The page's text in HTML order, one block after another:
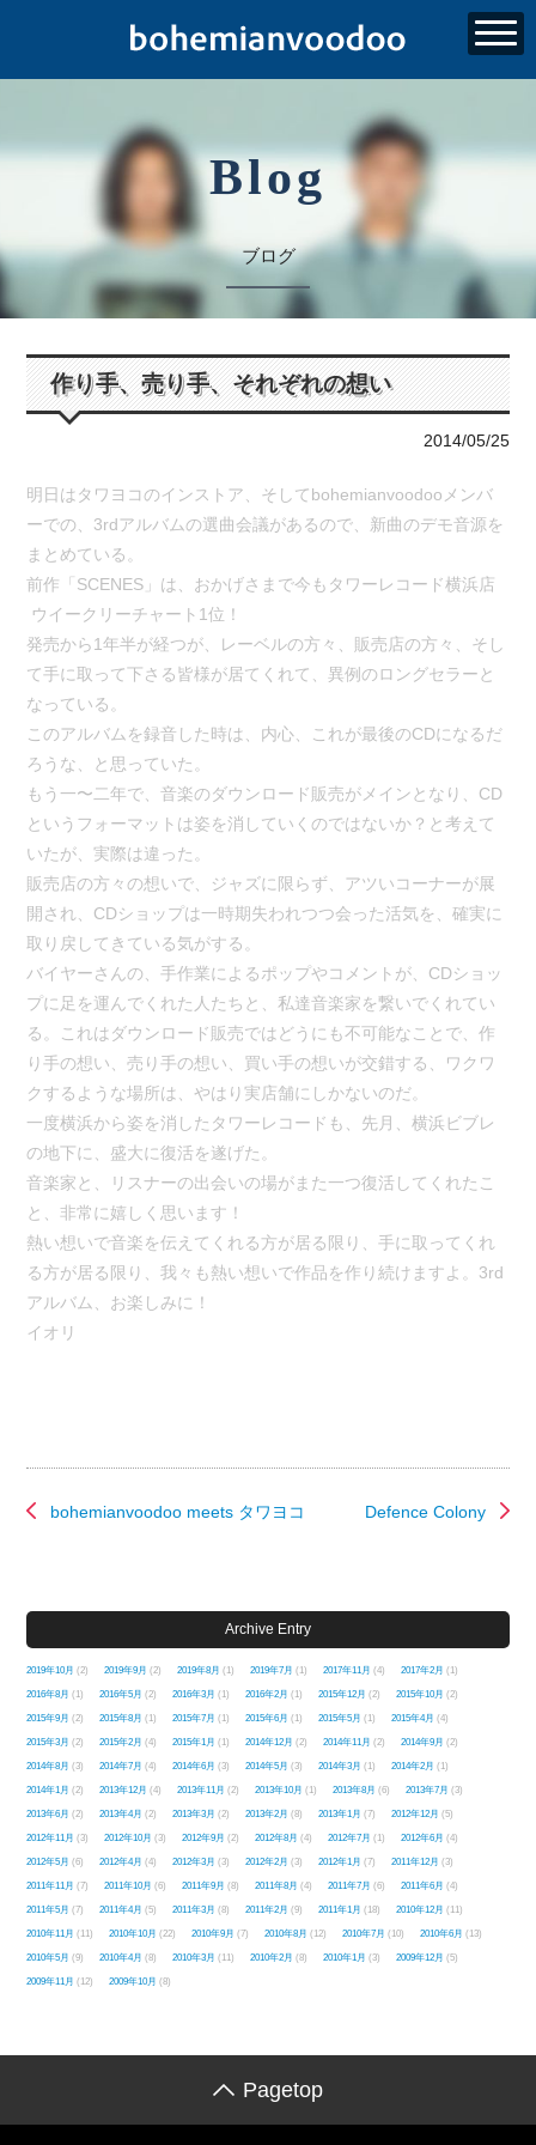
Blog
ブログ
作り手、売り手、それぞれの想い
2014/05/25
明日はタワヨコのインストア、そしてbohemianvoodooメンバ
ーでの、3rdアルバムの選曲会議があるので、新曲のデモ音源を
まとめている。
前作「SCENES」は、おかげさまで今もタワーレコード横浜店
ウイークリーチャート1位！
発売から1年半が経つが、レーベルの方々、販売店の方々、そし
て手に取って下さる皆様が居てくれて、異例のロングセラーと
なっている。
このアルバムを録音した時は、内心、これが最後のCDになるだ
ろ うな、と思っていた。
もう一〜二年で、音楽のダウンロード販売がメインとなり、CD
と いうフォーマットは姿を消していくのではないか？と考えて
いたが 、実際は違った。
販売店の方々の想いで、ジャズに限らず、アツいコーナーが展
開さ れ、CDショップは一時期失われつつ会った活気を、確実に
取り戻 してきている気がする。
バイヤーさんの、手作業によるポップやコメントが、CDショッ
プに足を運んでくれた人たちと、私達音楽家を繋いでくれてい
る。こ れはダウンロード販売ではどうにも不可能なことで、作
り手の想い 、売り手の想い、買い手の想いが交錯する、ワクワ
クするような場所は、やはり実店舗にしかないのだ。
一度横浜から姿を消したタワーレコードも、先月、横浜ビブレ
の地下に、盛大に復活を遂げた。
音楽家と、リスナーの出会いの場がまた一つ復活してくれたこ
と、非常に嬉しく思います！
熱い想いで音楽を伝えてくれる方が居る限り、手に取ってくれ
る方が居る限り、我々も熱い想いで作品を作り続けますよ。3rd
アルバム、お楽しみに！
イオリ
Defence Colony
bohemianvoodoo meets タワヨコ
Archive Entry
2019年10月 (2) 2019年9月 (2) 2019年8月 (1) 2019年7月 (1) 2017年11月 (4) 2017年2月 (1)
2016年8月 (1) 2016年5月 (2) 2016年3月 (1) 2016年2月 (1) 2015年12月 (2) 2015年10月 (2)
2015年9月 (2) 2015年8月 (1) 2015年7月 (1) 2015年6月 (1) 2015年5月 (1) 2015年4月 (4)
2015年3月 (2) 2015年2月 (4) 2015年1月 (1) 2014年12月 (2) 2014年11月 (2) 2014年9月 (2)
2014年8月 (3) 2014年7月 (4) 2014年6月 (3) 2014年5月 (3) 2014年3月 (1) 2014年2月 (1)
2014年1月 (2) 2013年12月 (4) 2013年11月 (2) 2013年10月 (1) 2013年8月 (6) 2013年7月 (3)
2013年6月 (2) 2013年4月 (2) 2013年3月 (2) 2013年2月 (8) 2013年1月 (7) 2012年12月 (5)
2012年11月 (3) 2012年10月 (3) 2012年9月 (2) 2012年8月 (4) 2012年7月 (1) 2012年6月 (4)
2012年5月 (6) 2012年4月 (4) 2012年3月 (3) 2012年2月 (3) 2012年1月 (7) 2011年12月 (3)
2011年11月 (7) 2011年10月 (6) 2011年9月 (8) 2011年8月 (4) 2011年7月 (6) 2011年6月 (4)
2011年5月 (7) 2011年4月 (5) 2011年3月 (8) 2011年2月 (9) 2011年1月 (18) 2010年12月 (11)
2010年11月 (11) 2010年10月 (22) 2010年9月 (7) 2010年8月 (12) 2010年7月 (10) 2010年6月 (13)
2010年5月 (9) 2010年4月 (8) 2010年3月 (11) 2010年2月 (8) 2010年1月 (3) 2009年12月 (5)
2009年11月 (12) 2009年10月 (8)
Pagetop